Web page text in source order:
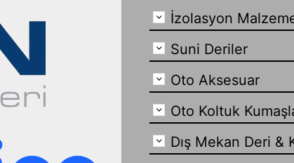
İzolasyon
Suni Deriler
Oto Aksesuar
Oto Koltuk
Dış Mekan Deri &